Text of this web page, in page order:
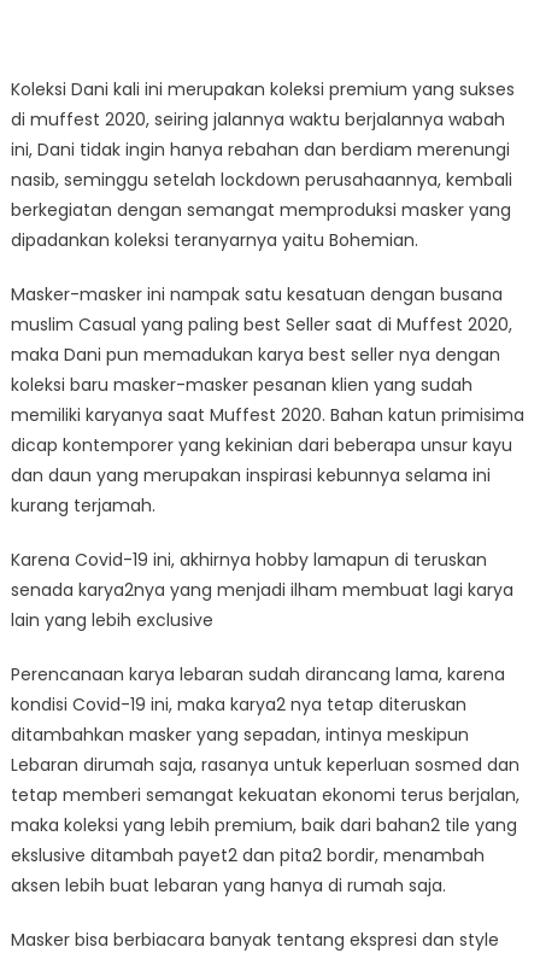
Koleksi Dani kali ini merupakan koleksi premium yang sukses
di muffest 2020, seiring jalannya waktu berjalannya wabah
ini, Dani tidak ingin hanya rebahan dan berdiam merenungi
nasib, seminggu setelah lockdown perusahaannya, kembali
berkegiatan dengan semangat memproduksi masker yang
dipadankan koleksi teranyarnya yaitu Bohemian.
Masker-masker ini nampak satu kesatuan dengan busana
muslim Casual yang paling best Seller saat di Muffest 2020,
maka Dani pun memadukan karya best seller nya dengan
koleksi baru masker-masker pesanan klien yang sudah
memiliki karyanya saat Muffest 2020. Bahan katun primisima
dicap kontemporer yang kekinian dari beberapa unsur kayu
dan daun yang merupakan inspirasi kebunnya selama ini
kurang terjamah.
Karena Covid-19 ini, akhirnya hobby lamapun di teruskan
senada karya2nya yang menjadi ilham membuat lagi karya
lain yang lebih exclusive
Perencanaan karya lebaran sudah dirancang lama, karena
kondisi Covid-19 ini, maka karya2 nya tetap diteruskan
ditambahkan masker yang sepadan, intinya meskipun
Lebaran dirumah saja, rasanya untuk keperluan sosmed dan
tetap memberi semangat kekuatan ekonomi terus berjalan,
maka koleksi yang lebih premium, baik dari bahan2 tile yang
ekslusive ditambah payet2 dan pita2 bordir, menambah
aksen lebih buat lebaran yang hanya di rumah saja.
Masker bisa berbiacara banyak tentang ekspresi dan style